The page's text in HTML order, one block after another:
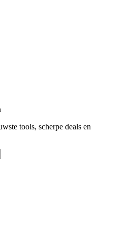
tools, scherpe deals en